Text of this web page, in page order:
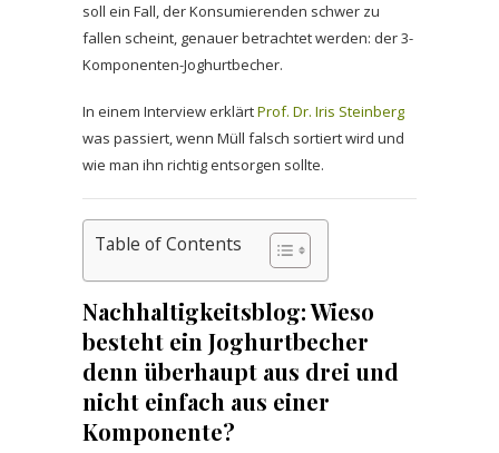
soll ein Fall, der Konsumierenden schwer zu
fallen scheint, genauer betrachtet werden: der 3-
Komponenten-Joghurtbecher.
In einem Interview erklärtProf. Dr. Iris Steinberg
was passiert, wenn Müll falsch sortiert wird und
wie man ihn richtig entsorgen sollte.
Table of Contents
Nachhaltigkeitsblog:Wieso
besteht ein Joghurtbecher
denn überhaupt aus drei und
nicht einfach aus einer
Komponente?